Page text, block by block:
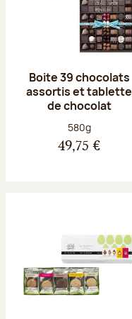
Boite 39 chocolats
assortis et tablette
de chocolat
Poids net :
580g
49,75 €